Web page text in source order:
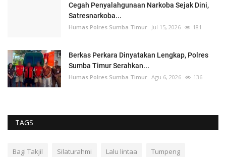
Cegah Penyalahgunaan Narkoba Sejak Dini,
Satresnarkoba...
Humas Polres Sumba Timur Jul 15, 2026 181
Berkas Perkara Dinyatakan Lengkap, Polres
Sumba Timur Serahkan...
Humas Polres Sumba Timur Agu 6, 2026 136
TAGS
Bagi Takjil Silaturahmi Lalu lintaa Tumpeng